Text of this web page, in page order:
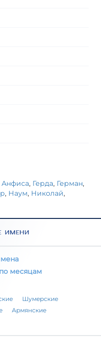
Анфиса, Герда, Герман,
, Наум, Николай,
месяцам
Шумерские
Армянские